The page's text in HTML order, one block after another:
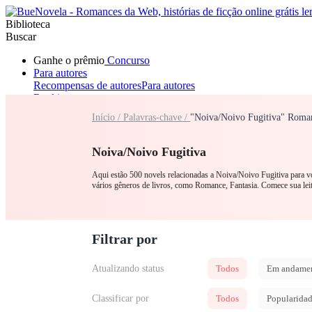
Biblioteca
Buscar
Ganhe o prêmio Concurso
Para autores
Recompensas de autoresPara autores
Ranking
RomanceLobisomem MáfiaSistema
Início / Palavras-chave / "Noiva/Noivo Fugitiva"
Noiva/Noivo Fugitiva
Aqui estão 500 novels relacionadas a Noiva/Noivo Fugitiva para
vários gêneros de livros, como Romance, Fantasia. Comece sua
Filtrar por
Atualizando status Todos Em
Classificar por Todos